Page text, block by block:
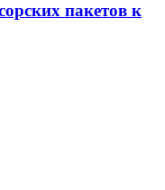
пакетов к